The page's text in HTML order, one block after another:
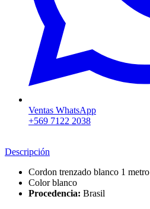
Ventas WhatsApp
+569 7122 2038
Descripción
Cordon trenzado blanco 1 metro
Color blanco
Procedencia: Brasil